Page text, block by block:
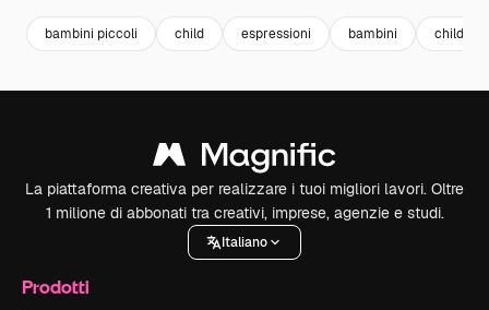
bambini piccoli child espressioni bambini children
La piattaforma creativa per realizzare i tuoi migliori lavori. Oltre
1 milione di abbonati tra creativi, imprese, agenzie e studi.
Italiano
Prodotti